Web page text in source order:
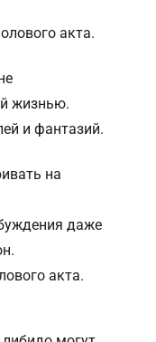
акта.
жизнью.
и фантазий.
на
даже
акта.